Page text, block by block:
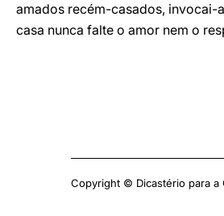
amados recém-casados, invocai-
casa nunca falte o amor nem o
Copyright © Dicastério para a